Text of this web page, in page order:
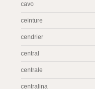
cavo
ceinture
cendrier
central
centrale
centralina